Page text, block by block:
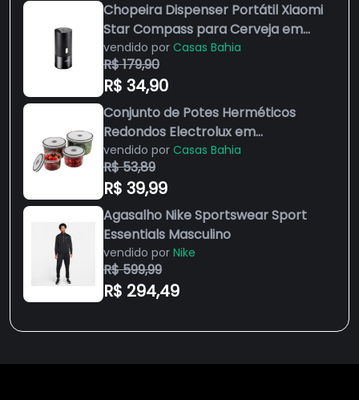
Chopeira Dispenser Portátil Xiaomi
Star Compass para Cerveja em
Garrafas – Preta
vendido por Casas Bahia
R$ 179,90
R$ 34,90
Conjunto de Potes Herméticos
Redondos Electrolux em
Polipropileno – 4 Peças
vendido por Casas Bahia
R$ 53,89
R$ 39,99
Agasalho Nike Sportswear Sport
Essentials Masculino
vendido por Nike
R$ 599,99
R$ 294,49